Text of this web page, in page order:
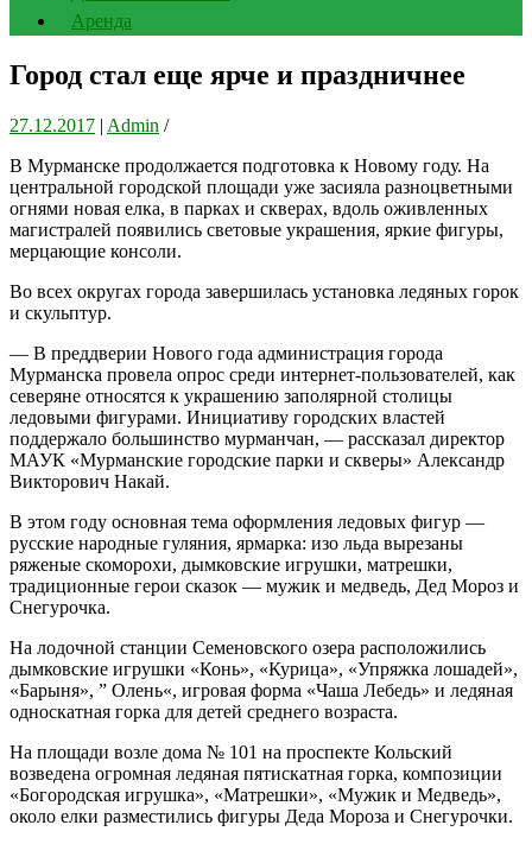
Аренда
Город стал еще ярче и праздничнее
27.12.2017 | Admin /
В Мурманске продолжается подготовка к Новому году. На
центральной городской площади уже засияла разноцветными
огнями новая елка, в парках и скверах, вдоль оживленных
магистралей появились световые украшения, яркие фигуры,
мерцающие консоли.
Во всех округах города завершилась установка ледяных горок
и скульптур.
— В преддверии Нового года администрация города
Мурманска провела опрос среди интернет-пользователей, как
северяне относятся к украшению заполярной столицы
ледовыми фигурами. Инициативу городских властей
поддержало большинство мурманчан, — рассказал директор
МАУК «Мурманские городские парки и скверы» Александр
Викторович Накай.
В этом году основная тема оформления ледовых фигур —
русские народные гуляния, ярмарка: изо льда вырезаны
ряженые скоморохи, дымковские игрушки, матрешки,
традиционные герои сказок — мужик и медведь, Дед Мороз и
Снегурочка.
На лодочной станции Семеновского озера расположились
дымковские игрушки «Конь», «Курица», «Упряжка лошадей»,
«Барыня», ” Олень«, игровая форма «Чаша Лебедь» и ледяная
односкатная горка для детей среднего возраста.
На площади возле дома № 101 на проспекте Кольский
возведена огромная ледяная пятискатная горка, композиции
«Богородская игрушка», «Матрешки», «Мужик и Медведь»,
около елки разместились фигуры Деда Мороза и Снегурочки.